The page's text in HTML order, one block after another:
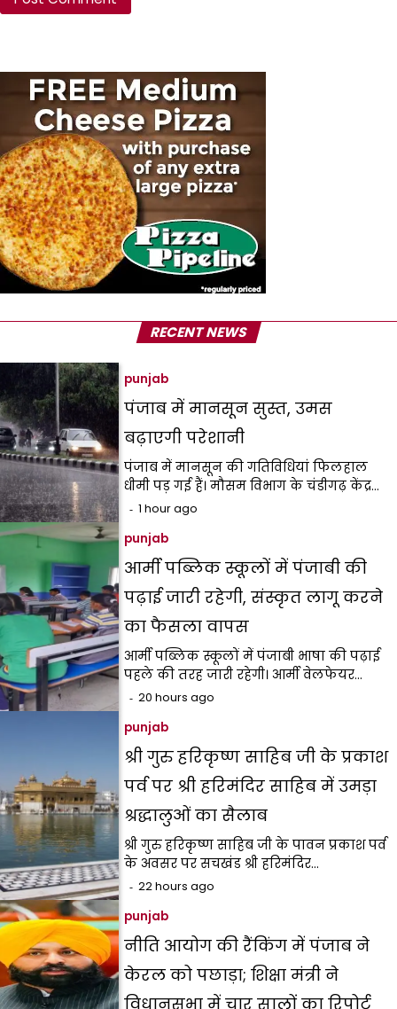
RECENT NEWS
punjab
पंजाब में मानसून सुस्त, उमस
बढ़ाएगी परेशानी
पंजाब में मानसून की गतिविधियां फिलहाल
धीमी पड़ गई हैं। मौसम विभाग के चंडीगढ़ केंद्र…
1 hour ago
punjab
आर्मी पब्लिक स्कूलों में पंजाबी की
पढ़ाई जारी रहेगी, संस्कृत लागू करने
का फैसला वापस
आर्मी पब्लिक स्कूलों में पंजाबी भाषा की पढ़ाई
पहले की तरह जारी रहेगी। आर्मी वेलफेयर…
20 hours ago
punjab
श्री गुरु हरिकृष्ण साहिब जी के प्रकाश
पर्व पर श्री हरिमंदिर साहिब में उमड़ा
श्रद्धालुओं का सैलाब
श्री गुरु हरिकृष्ण साहिब जी के पावन प्रकाश पर्व
के अवसर पर सचखंड श्री हरिमंदिर…
22 hours ago
punjab
नीति आयोग की रैंकिंग में पंजाब ने
केरल को पछाड़ा; शिक्षा मंत्री ने
विधानसभा में चार सालों का रिपोर्ट